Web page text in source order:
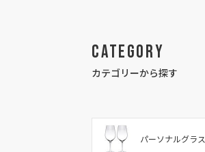
Category
カテゴリーから探す
パーソナルグラス